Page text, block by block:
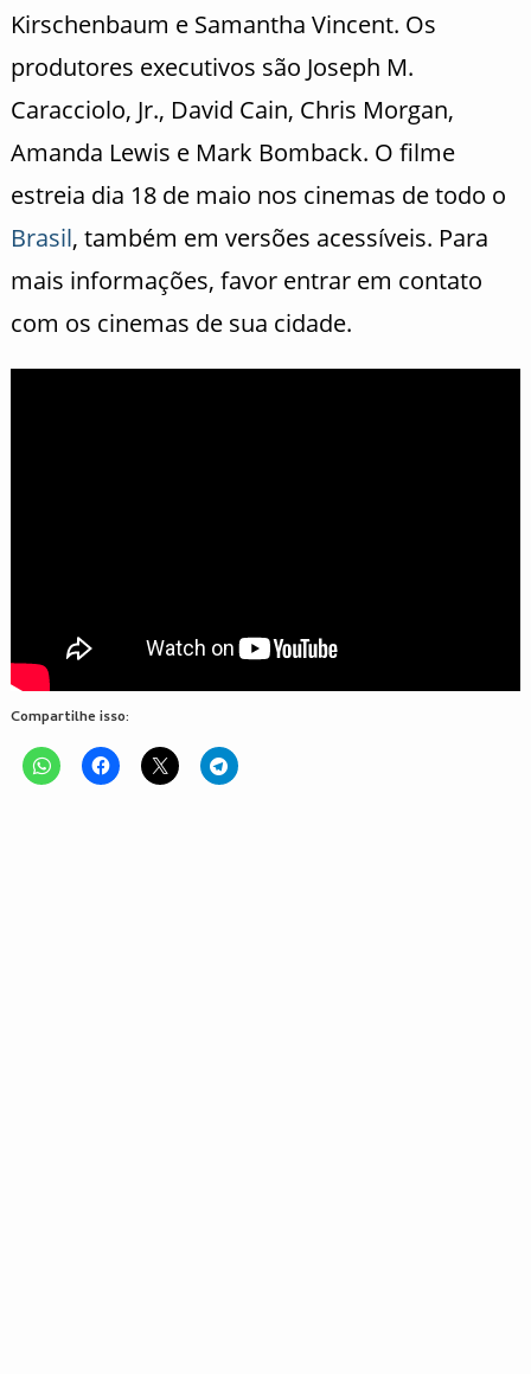
Kirschenbaum e Samantha Vincent. Os
produtores executivos são Joseph M.
Caracciolo, Jr., David Cain, Chris Morgan,
Amanda Lewis e Mark Bomback. O filme
estreia dia 18 de maio nos cinemas de todo o
Brasil, também em versões acessíveis. Para
mais informações, favor entrar em contato
com os cinemas de sua cidade.
Compartilhe isso: